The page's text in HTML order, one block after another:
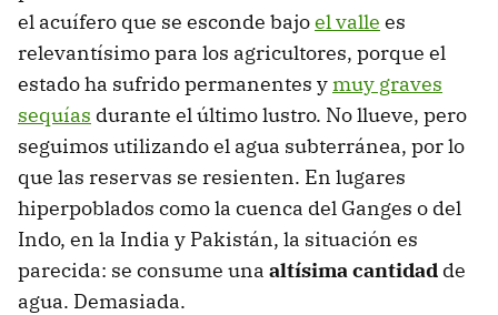
el acuífero que se esconde bajoel valle es
relevantísimo para los agricultores, porque el
estado ha sufrido permanentes ymuy graves
sequías durante el último lustro. No llueve, pero
seguimos utilizando el agua subterránea, por lo
que las reservas se resienten. En lugares
hiperpoblados como la cuenca del Ganges o del
Indo, en la India y Pakistán, la situación es
parecida: se consume una altísima cantidad de
agua. Demasiada.